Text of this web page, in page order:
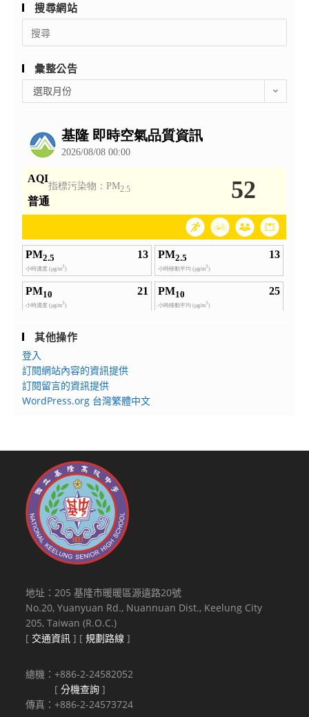
搜尋網站
Search
for:
彙整公告
整
選取月份
其他操作
登入
訂閱網站內容的資訊提供
訂閱留言的資訊提供
WordPress.org 台灣繁體中文
地址：205 基隆市暖暖區源遠路20號
No.20, Yuanyuan Rd., Nuannuan Dist., Keelung City
205, Taiwan (R.O.C.)
[ 交通資訊 ] [規劃路線 ]
總機：+886-2-24582052
[分機查詢 ]
傳真：+886-2-24573724